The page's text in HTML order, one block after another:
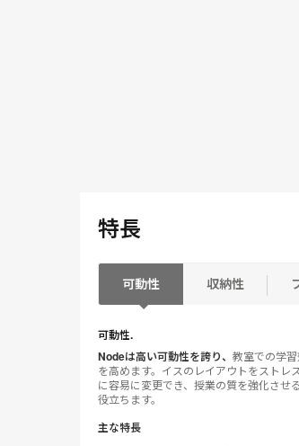
特長
可動性 収納性
可動性.
Nodeは高い可動性を誇り、 教室での学
を高めます。イスのレイアウトをストレ
に容易に変更でき、授業の質を強化させ
役立ちます。
主な特長